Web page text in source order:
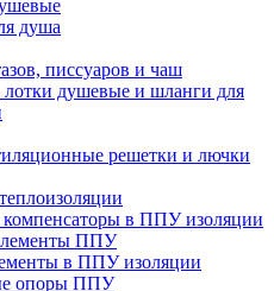
душа
писсуаров и чаш
душевые и шланги для
решетки и лючки
в ППУ изоляции
ППУ
в ППУ изоляции
опоры ППУ